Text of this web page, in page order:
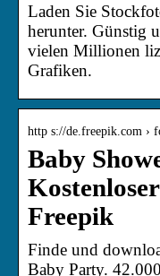
Laden Sie
herunter. Günstig
vielen Millionen
Grafiken.
http s://de.freepik.com ›
Baby
Freepik
Finde und
Baby Party.